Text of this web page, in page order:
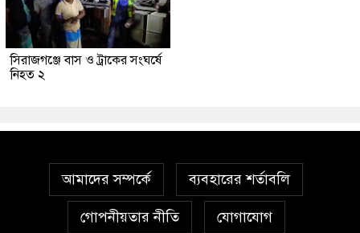
সিরাজগঞ্জে বাস ও ট্রাকের সংঘর্ষে
নিহত ২
আমাদের সম্পর্কে ব্যবহারের শর্তাবলি
গোপনীয়তার নীতি যোগাযোগ